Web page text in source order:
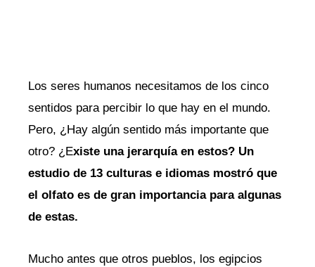
Los seres humanos necesitamos de los cinco
sentidos para percibir lo que hay en el mundo.
Pero, ¿Hay algún sentido más importante que
otro? ¿Existe una jerarquía en estos? Un
estudio de 13 culturas e idiomas mostró que
el olfato es de gran importancia para algunas
de estas.
Mucho antes que otros pueblos, los egipcios